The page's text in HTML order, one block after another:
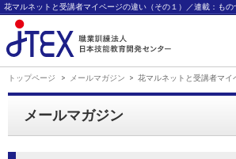
トップページ メールマガジン 花マルネットと受講者マイページの違い（その１）
メールマガジン